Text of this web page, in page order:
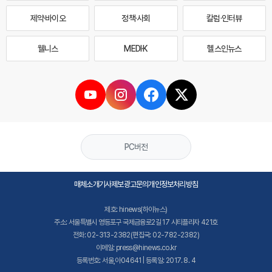
제약·바이오 정책·사회 칼럼·인터뷰
웰니스 MEDI·K 헬스인뉴스
PC버전
매체소개기사제보광고문의개인정보처리방침
제호: hinews(하이뉴스)
주소: 서울특별시 영등포구 국제금융로2길 17 시티플라자 421호
전화: 02-313-2382(편집국: 02-782-2382)
이메일: press@hinews.co.kr
등록번호: 서울,아04641 | 등록일: 2017. 8. 4